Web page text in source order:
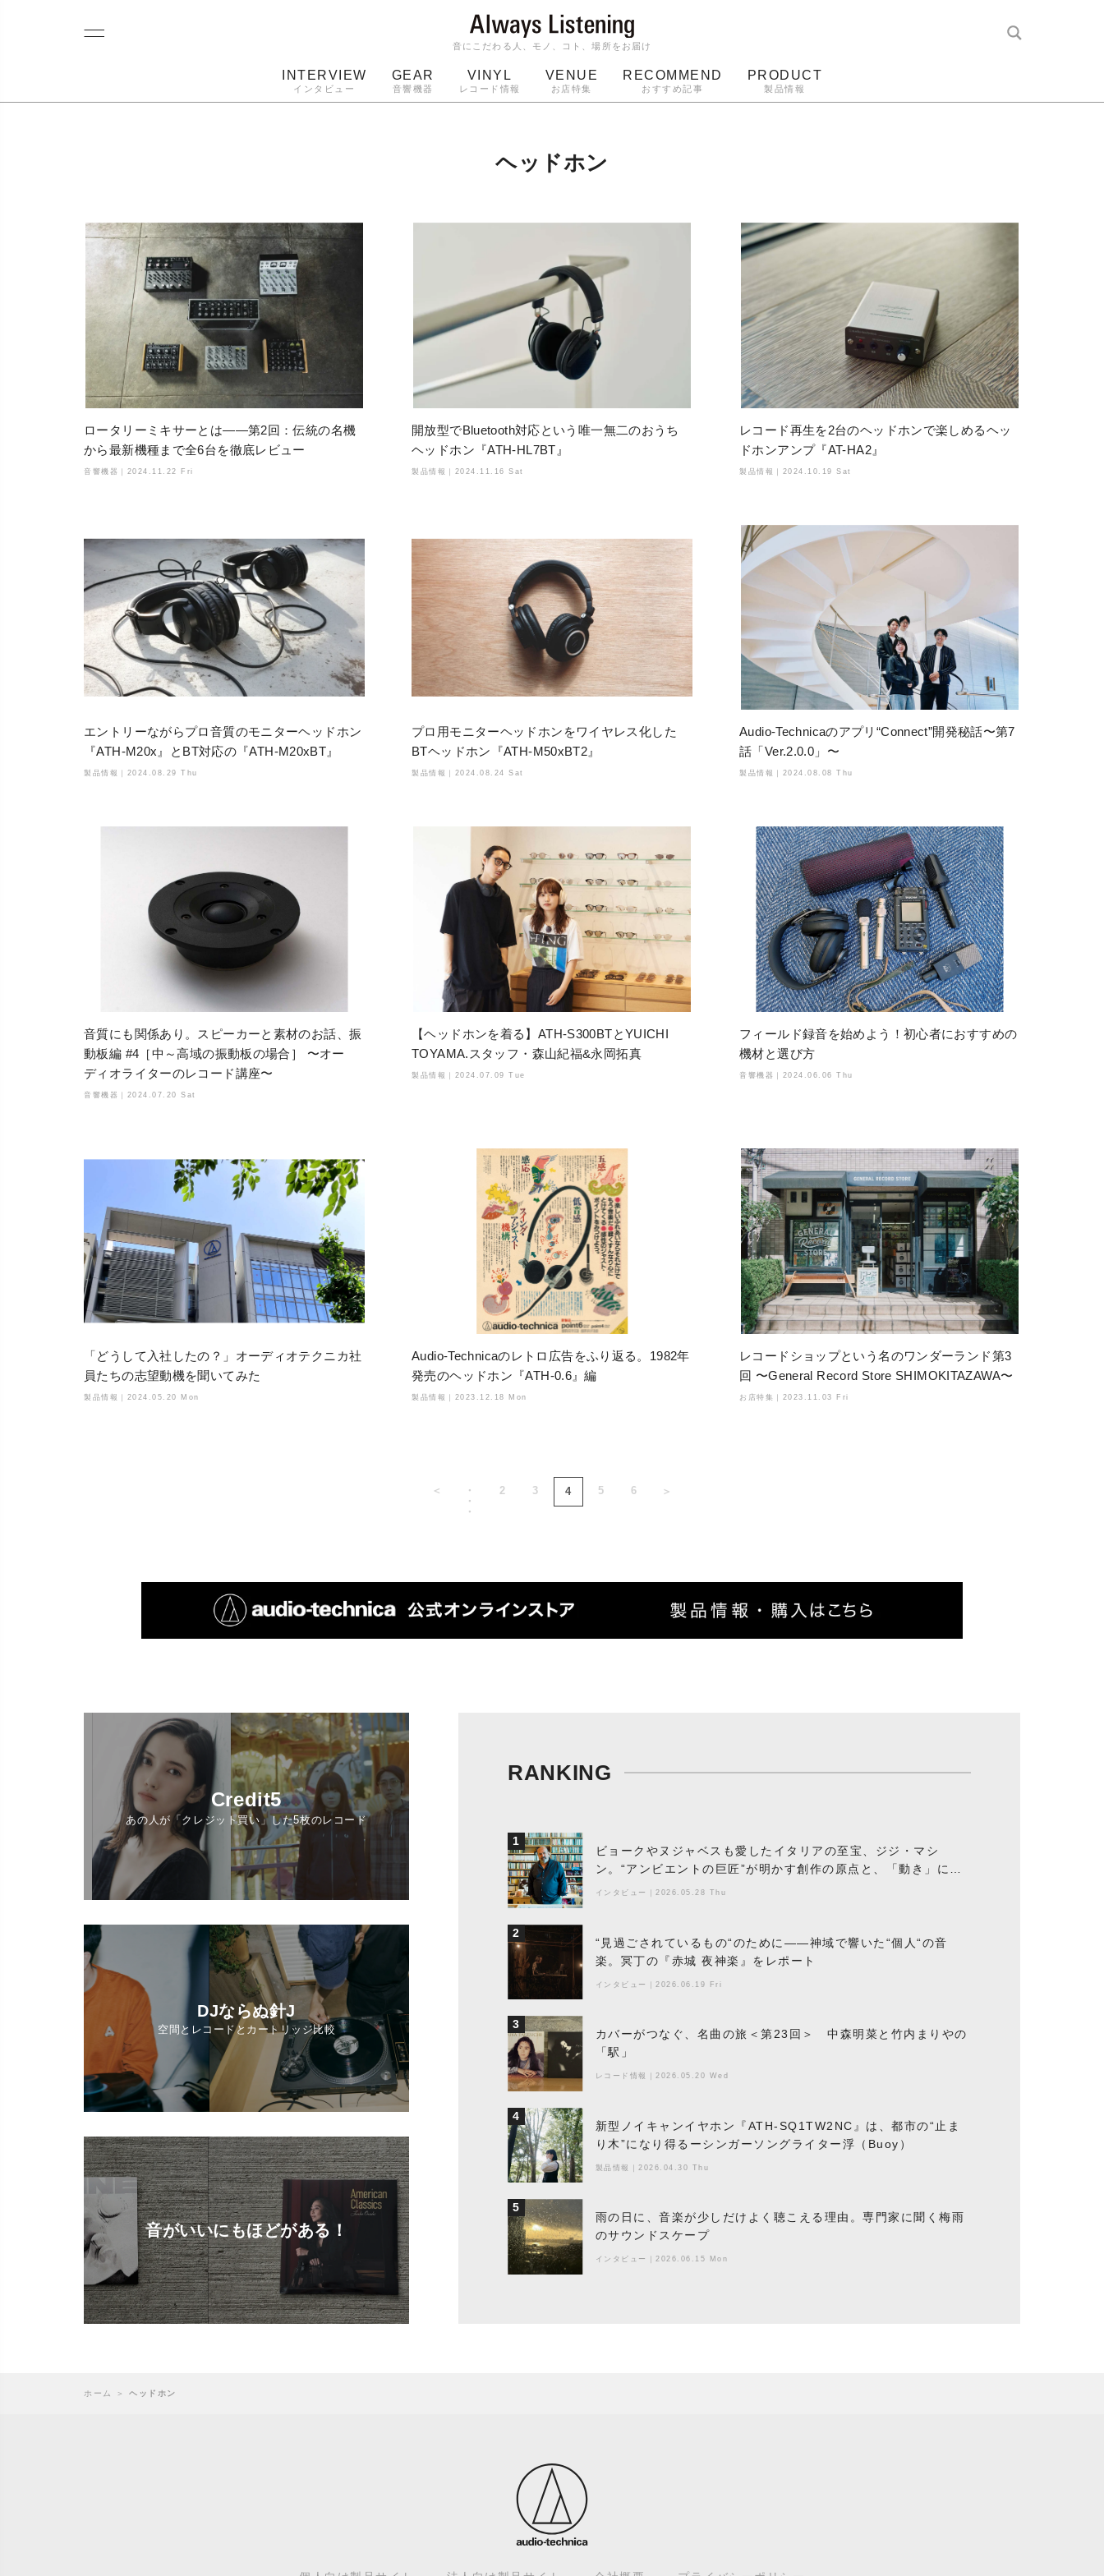
音にこだわる人、モノ、コト、場所をお届け
INTERVIEW
インタビュー
GEAR
音響機器
VINYL
レコード情報
VENUE
お店特集
RECOMMEND
おすすめ記事
PRODUCT
製品情報
ヘッドホン
ロータリーミキサーとは——第2回：伝統の名機
から最新機種まで全6台を徹底レビュー
音響機器｜ 2024.11.22 Fri
開放型でBluetooth対応という唯一無二のおうち
ヘッドホン『ATH-HL7BT』
製品情報｜ 2024.11.16 Sat
レコード再生を2台のヘッドホンで楽しめるヘッ
ドホンアンプ『AT-HA2』
製品情報｜ 2024.10.19 Sat
エントリーながらプロ音質のモニターヘッドホン
『ATH-M20x』とBT対応の『ATH-M20xBT』
製品情報｜ 2024.08.29 Thu
プロ用モニターヘッドホンをワイヤレス化した
BTヘッドホン『ATH-M50xBT2』
製品情報｜ 2024.08.24 Sat
Audio-Technicaのアプリ“Connect”開発秘話〜第7
話「Ver.2.0.0」〜
製品情報｜ 2024.08.08 Thu
音質にも関係あり。スピーカーと素材のお話、振
動板編 #4［中～高域の振動板の場合］ 〜オー
ディオライターのレコード講座〜
音響機器｜ 2024.07.20 Sat
【ヘッドホンを着る】ATH-S300BTとYUICHI
TOYAMA.スタッフ・森山紀福&永岡拓真
製品情報｜ 2024.07.09 Tue
フィールド録音を始めよう！初心者におすすめの
機材と選び方
音響機器｜ 2024.06.06 Thu
「どうして入社したの？」オーディオテクニカ社
員たちの志望動機を聞いてみた
製品情報｜ 2024.05.20 Mon
Audio-Technicaのレトロ広告をふり返る。1982年
発売のヘッドホン『ATH-0.6』編
製品情報｜ 2023.12.18 Mon
レコードショップという名のワンダーランド第3
回 〜General Record Store SHIMOKITAZAWA〜
お店特集｜ 2023.11.03 Fri
＜
・
・
・
2 3 4 5 6 ＞
Credit5
あの人が「クレジット買い」した5枚のレコード
DJならぬ針J
空間とレコードとカートリッジ比較
音がいいにもほどがある！
RANKING
1
ビョークやヌジャベスも愛したイタリアの至宝、ジジ・マシ
ン。“アンビエントの巨匠”が明かす創作の原点と、「動き」に満
ちた最新作の背景
インタビュー 2026.05.28 Thu
2
“見過ごされているもの“のために――神域で響いた“個人“の音
楽。冥丁の『赤城 夜神楽』をレポート
インタビュー 2026.06.19 Fri
3
カバーがつなぐ、名曲の旅＜第23回＞ 中森明菜と竹内まりやの
「駅」
レコード情報 2026.05.20 Wed
4
新型ノイキャンイヤホン『ATH-SQ1TW2NC』は、都市の“止ま
り木”になり得るーシンガーソングライター浮（Buoy）
製品情報 2026.04.30 Thu
5
雨の日に、音楽が少しだけよく聴こえる理由。専門家に聞く梅雨
のサウンドスケープ
インタビュー 2026.06.15 Mon
ホーム ＞ ヘッドホン